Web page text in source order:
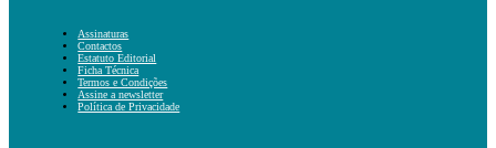
Assinaturas
Contactos
Estatuto Editorial
Ficha Técnica
Termos e Condições
Assine a newsletter
Política de Privacidade